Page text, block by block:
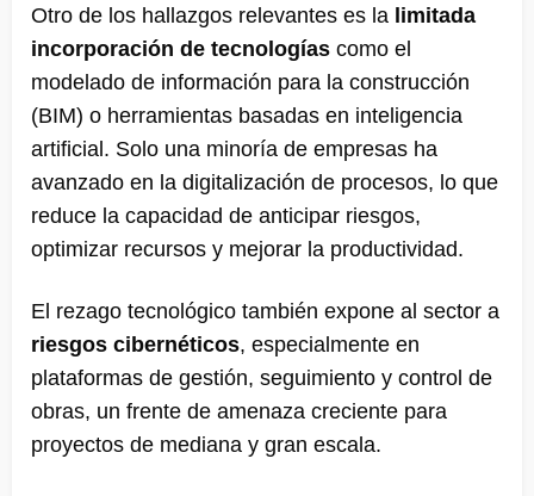
Otro de los hallazgos relevantes es la limitada
incorporación de tecnologías como el
modelado de información para la construcción
(BIM) o herramientas basadas en inteligencia
artificial. Solo una minoría de empresas ha
avanzado en la digitalización de procesos, lo que
reduce la capacidad de anticipar riesgos,
optimizar recursos y mejorar la productividad.
El rezago tecnológico también expone al sector a
riesgos cibernéticos, especialmente en
plataformas de gestión, seguimiento y control de
obras, un frente de amenaza creciente para
proyectos de mediana y gran escala.